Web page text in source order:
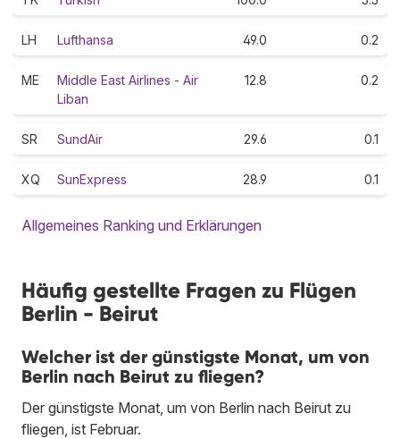
LH Lufthansa 49.0 0.2
ME
Middle East Airlines - Air
Liban
12.8 0.2
SR SundAir 29.6 0.1
XQ SunExpress 28.9 0.1
Allgemeines Ranking und Erklärungen
Häufig gestellte Fragen zu Flügen
Berlin - Beirut
Welcher ist der günstigste Monat, um von
Berlin nach Beirut zu fliegen?
Der günstigste Monat, um von Berlin nach Beirut zu
fliegen, ist Februar.